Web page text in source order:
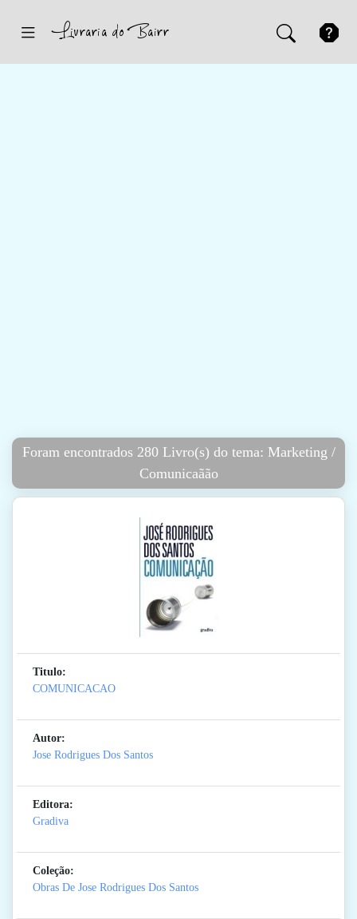
Foram encontrados 280 Livro(s) do tema: Marketing /
Comunicaãão
Titulo:
COMUNICACAO
Autor:
Jose Rodrigues Dos Santos
Editora:
Gradiva
Coleção:
Obras De Jose Rodrigues Dos Santos